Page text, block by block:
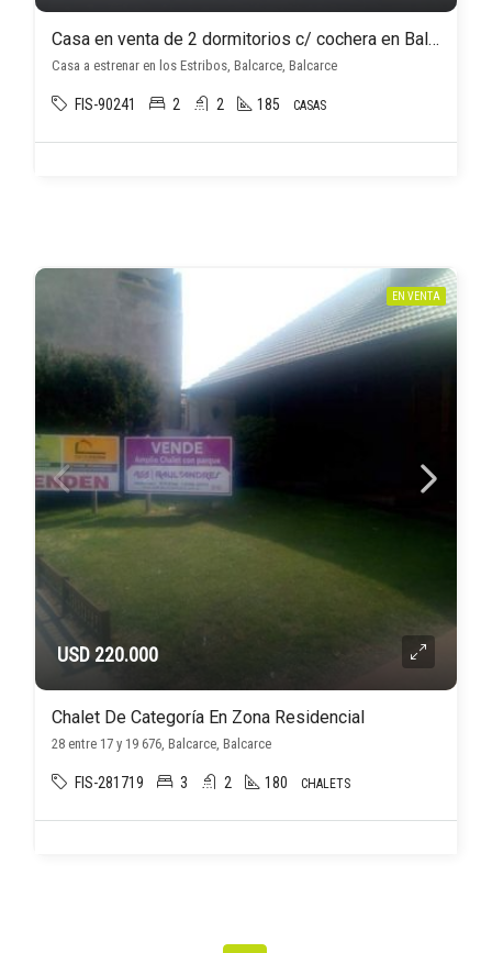
Casa en venta de 2 dormitorios c/ cochera en Balcarce
Casa a estrenar en los Estribos, Balcarce, Balcarce
FIS-90241 2 2 185 CASAS
EN VENTA
USD 220.000
Chalet De Categoría En Zona Residencial
28 entre 17 y 19 676, Balcarce, Balcarce
FIS-281719 3 2 180 CHALETS